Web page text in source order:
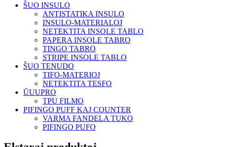
ŜUO INSULO
ANTISTATIKA INSULO
INSULO-MATERIALOJ
NETEKTITA INSOLE TABLO
PAPERA INSOLE TABRO
TINGO TABRO
STRIPE INSOLE TABLO
ŜUO TENUDO
TIFO-MATERIOJ
NETEKTITA TESFO
ŬUUPRO
TPU FILMO
PIFINGO PUFF KAJ COUNTER
VARMA FANDELA TUKO
PIFINGO PUFO